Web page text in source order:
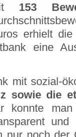
153
erhielt
eine
mit sozial-
sowie die
konnte